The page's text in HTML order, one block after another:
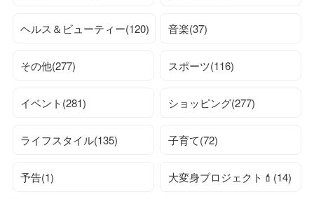
ヘルス＆ビューティー(120) 音楽(37)
その他(277) スポーツ(116)
イベント(281) ショッピング(277)
ライフスタイル(135) 子育て(72)
予告(1) 大変身プロジェクト💄(14)